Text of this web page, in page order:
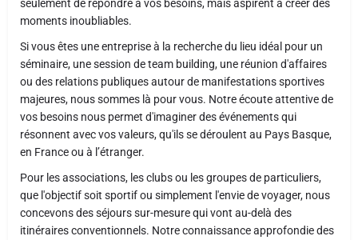
seulement de répondre à vos besoins, mais aspirent à créer des
moments inoubliables.
Si vous êtes une entreprise à la recherche du lieu idéal pour un
séminaire, une session de team building, une réunion d'affaires
ou des relations publiques autour de manifestations sportives
majeures, nous sommes là pour vous. Notre écoute attentive de
vos besoins nous permet d'imaginer des événements qui
résonnent avec vos valeurs, qu'ils se déroulent au Pays Basque,
en France ou à l’étranger.
Pour les associations, les clubs ou les groupes de particuliers,
que l'objectif soit sportif ou simplement l'envie de voyager, nous
concevons des séjours sur-mesure qui vont au-delà des
itinéraires conventionnels. Notre connaissance approfondie des